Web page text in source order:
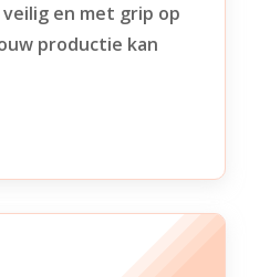
en met grip op
productie kan